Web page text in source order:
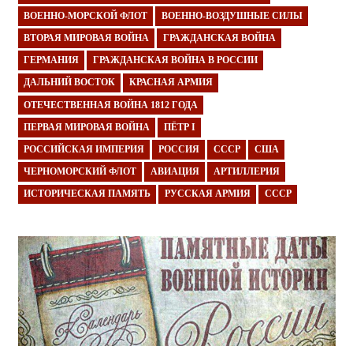
ВОЕННО-МОРСКОЙ ФЛОТ ВОЕННО-ВОЗДУШНЫЕ СИЛЫ
ВТОРАЯ МИРОВАЯ ВОЙНА ГРАЖДАНСКАЯ ВОЙНА
ГЕРМАНИЯ ГРАЖДАНСКАЯ ВОЙНА В РОССИИ
ДАЛЬНИЙ ВОСТОК КРАСНАЯ АРМИЯ
ОТЕЧЕСТВЕННАЯ ВОЙНА 1812 ГОДА
ПЕРВАЯ МИРОВАЯ ВОЙНА ПЁТР I
РОССИЙСКАЯ ИМПЕРИЯ РОССИЯ СССР США
ЧЕРНОМОРСКИЙ ФЛОТ АВИАЦИЯ АРТИЛЛЕРИЯ
ИСТОРИЧЕСКАЯ ПАМЯТЬ РУССКАЯ АРМИЯ СССР